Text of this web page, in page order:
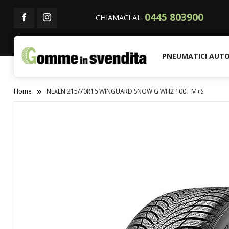
CHIAMACI AL: 0445 803900
PNEUMATICI AUTO
Home NEXEN 215/70R16 WINGUARD SNOW G WH2 100T M+S